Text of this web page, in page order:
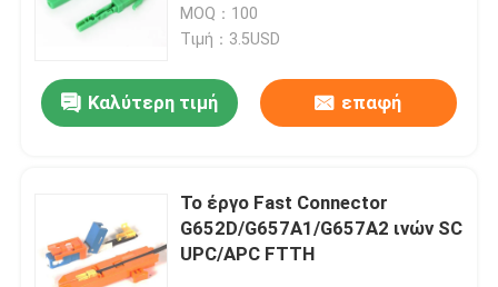
MOQ：100
Τιμή：3.5USD
Καλύτερη τιμή επαφή
Το έργο Fast Connector
G652D/G657A1/G657A2 ινών SC
UPC/APC FTTH